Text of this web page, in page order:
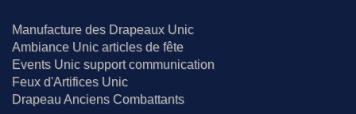
Manufacture des Drapeaux Unic
Ambiance Unic articles de fête
Events Unic support communication
Feux d'Artifices Unic
Drapeau Anciens Combattants